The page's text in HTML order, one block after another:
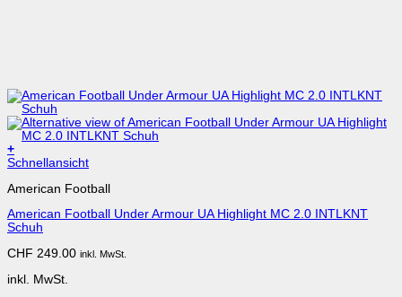
+
Dieses
weist
Varianten
auf.
Optionen
auf
Schnellansicht
American Football
American Football Under Armour UA Highlight MC 2.0 INTLKNT
Schuh
CHF 249.00 inkl. MwSt.
inkl. MwSt.